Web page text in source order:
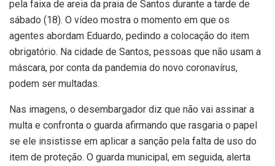
pela faixa de areia da praia de Santos durante a tarde de
sábado (18). O vídeo mostra o momento em que os
agentes abordam Eduardo, pedindo a colocação do item
obrigatório. Na cidade de Santos, pessoas que não usam a
máscara, por conta da pandemia do novo coronavírus,
podem ser multadas.
Nas imagens, o desembargador diz que não vai assinar a
multa e confronta o guarda afirmando que rasgaria o papel
se ele insistisse em aplicar a sanção pela falta de uso do
item de proteção. O guarda municipal, em seguida, alerta